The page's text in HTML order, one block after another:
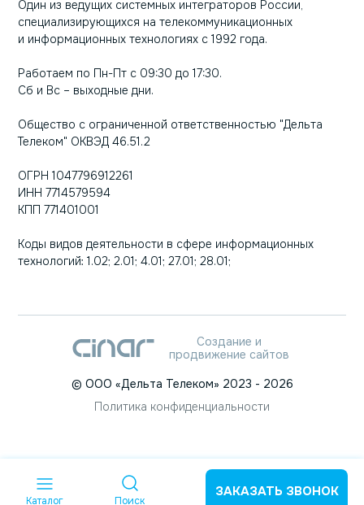
Каталог Поиск
ЗАКАЗАТЬ ЗВОНОК
Один из ведущих системных интеграторов России,
специализирующихся на телекоммуникационных
и информационных технологиях с 1992 года.
Работаем по Пн-Пт с 09:30 до 17:30.
Сб и Вс – выходные дни.
Общество с ограниченной ответственностью "Дельта
Телеком" ОКВЭД 46.51.2
ОГРН 1047796912261
ИНН 7714579594
КПП 771401001
Коды видов деятельности в сфере информационных
технологий: 1.02; 2.01; 4.01; 27.01; 28.01;
Создание и
продвижение сайтов
© ООО «Дельта Телеком» 2023 - 2026
Политика конфиденциальности